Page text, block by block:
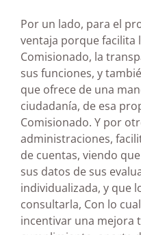
Por un lado, para el
ventaja porque facilita
Comisionado, la
sus funciones, y
que ofrece de una
ciudadanía, de esa
Comisionado. Y por
administraciones,
de cuentas, viendo
sus datos de sus
individualizada, y que
consultarla, Con lo
incentivar una mejora